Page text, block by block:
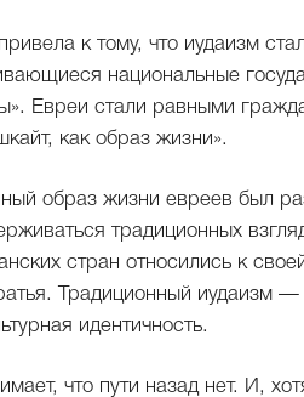
к тому, что иудаизм
национальные
Евреи стали равными
как образ жизни».
образ жизни евреев был
традиционных
стран относились к
Традиционный иудаизм —
идентичность.
что пути назад нет. И,